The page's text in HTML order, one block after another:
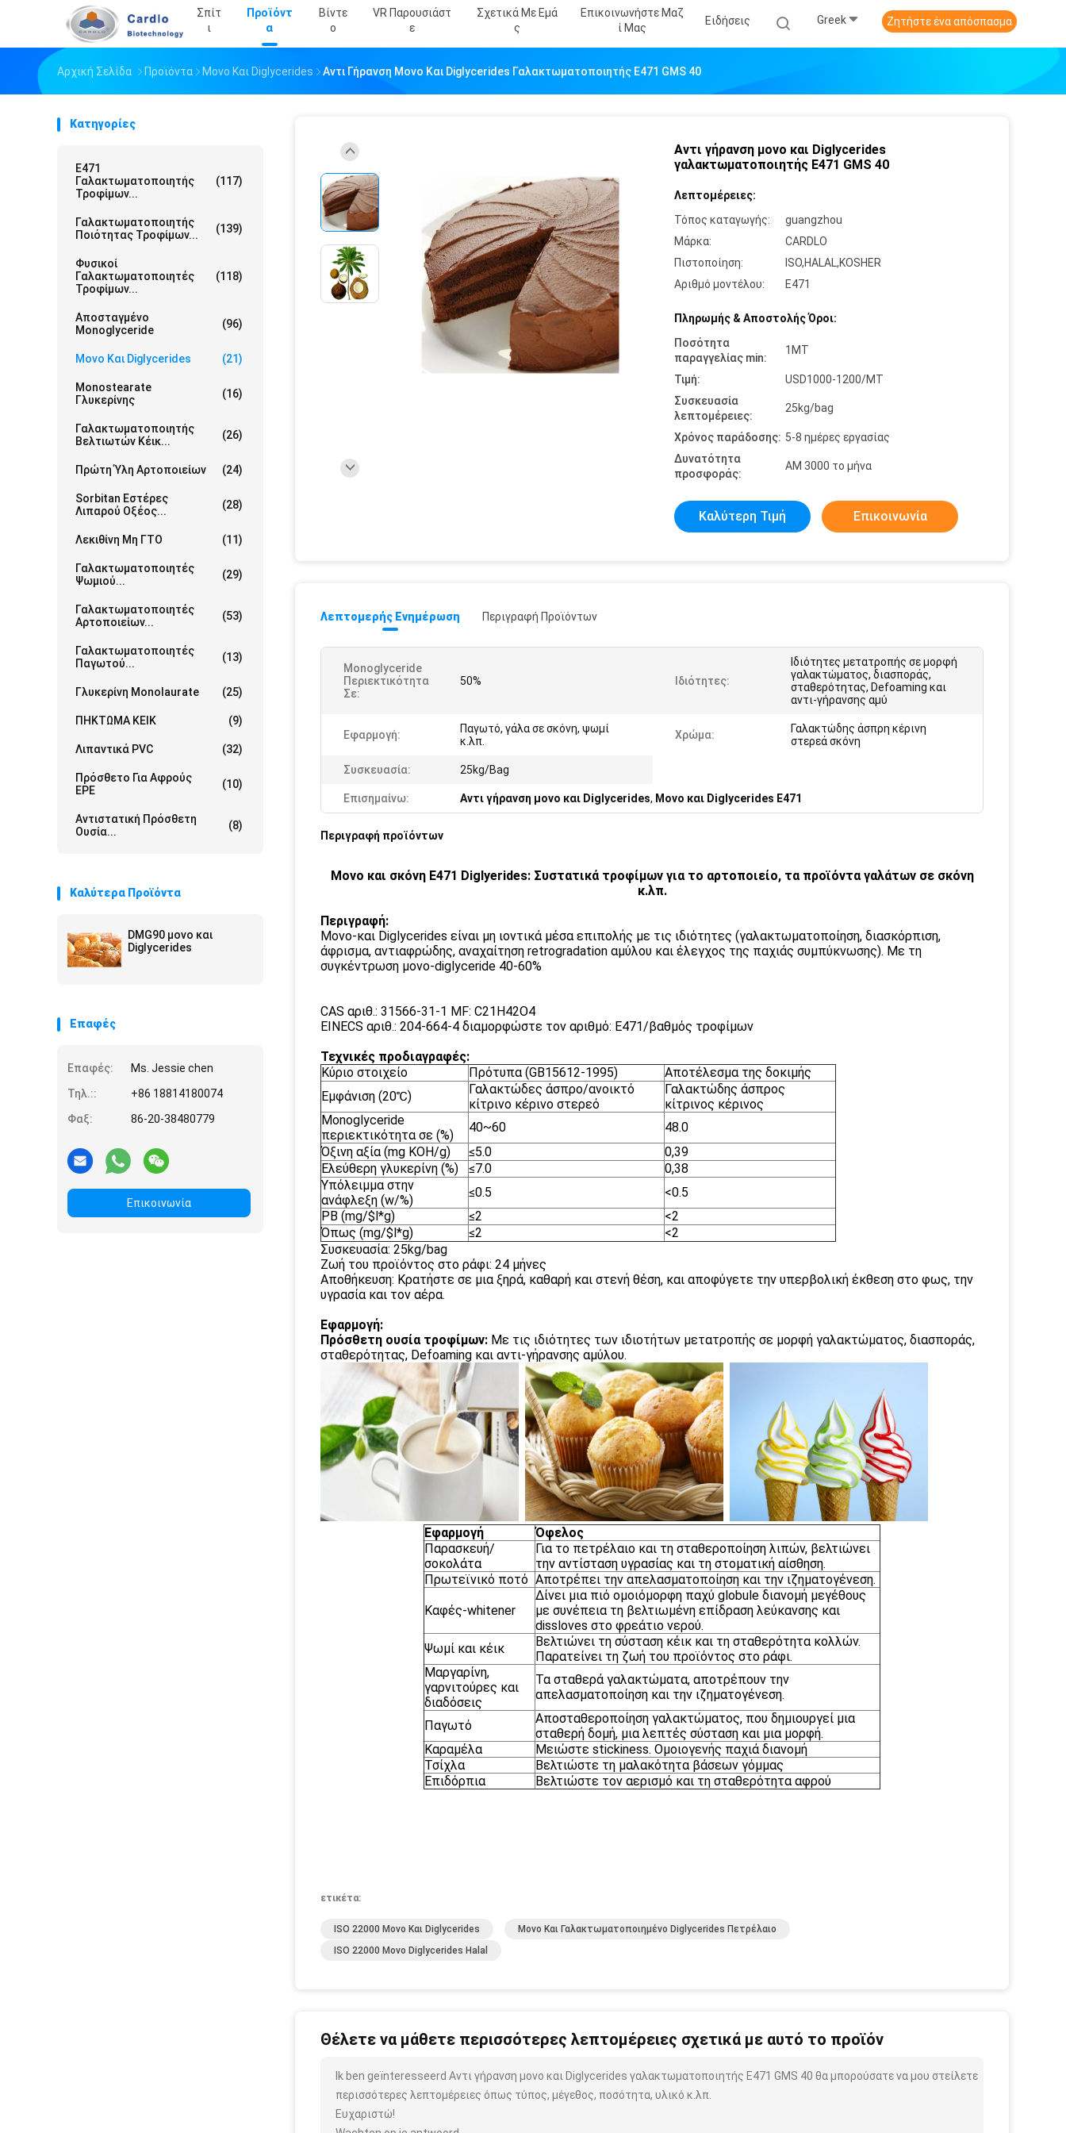
Σπίτ
Ι
Προϊόντ
Α
Βίντε
Ο
VR Παρουσιάστ
Ε
Σχετικά Με Εμά
Σ
Επικοινωνήστε Μαζ
Ί Μας
Ειδήσεις Greek Ζητήστε ένα απόσπασμα
Αρχική Σελίδα Προϊόντα Μονο Και Diglycerides Αντι Γήρανση Μονο Και Diglycerides Γαλακτωματοποιητής E471 GMS 40
Κατηγορίες
E471
Γαλακτωματοποιητής
Τροφίμων...
(117)
Γαλακτωματοποιητής
Ποιότητας Τροφίμων...
(139)
Φυσικοί
Γαλακτωματοποιητές
Τροφίμων...
(118)
Αποσταγμένο
Monoglyceride
(96)
Μονο Και Diglycerides (21)
Monostearate
Γλυκερίνης
(16)
Γαλακτωματοποιητής
Βελτιωτών Κέικ...
(26)
Πρώτη Ύλη Αρτοποιείων (24)
Sorbitan Εστέρες
Λιπαρού Οξέος...
(28)
Λεκιθίνη Μη ΓΤΟ (11)
Γαλακτωματοποιητές
Ψωμιού...
(29)
Γαλακτωματοποιητές
Αρτοποιείων...
(53)
Γαλακτωματοποιητές
Παγωτού...
(13)
Γλυκερίνη Monolaurate (25)
ΠΗΚΤΩΜΑ ΚΕΙΚ (9)
Λιπαντικά PVC (32)
Πρόσθετο Για Αφρούς
EPE
(10)
Αντιστατική Πρόσθετη
Ουσία...
(8)
Καλύτερα Προϊόντα
DMG90 μονο και
Diglycerides
Επαφές
Επαφές:
Ms. Jessie chen
Τηλ.::
+86 18814180074
Φαξ:
86-20-38480779
Επικοινωνία
Αντι γήρανση μονο και Diglycerides
γαλακτωματοποιητής E471 GMS 40
Λεπτομέρειες:
Τόπος καταγωγής:
guangzhou
Μάρκα:
CARDLO
Πιστοποίηση:
ISO,HALAL,KOSHER
Αριθμό μοντέλου:
E471
Πληρωμής & Αποστολής Όροι:
Ποσότητα
παραγγελίας min:
1MT
Τιμή:
USD1000-1200/MT
Συσκευασία
λεπτομέρειες:
25kg/bag
Χρόνος παράδοσης: 5-8 ημέρες εργασίας
Δυνατότητα
προσφοράς:
ΑΜ 3000 το μήνα
Καλύτερη Τιμή Επικοινωνία
Λεπτομερής Ενημέρωση Περιγραφή Προϊόντων
Monoglyceride
Περιεκτικότητα
Σε:
50% Ιδιότητες:
Ιδιότητες μετατροπής σε μορφή
γαλακτώματος, διασποράς,
σταθερότητας, Defoaming και
αντι-γήρανσης αμύ
Εφαρμογή:
Παγωτό, γάλα σε σκόνη, ψωμί
κ.λπ.
Χρώμα:
Γαλακτώδης άσπρη κέρινη
στερεά σκόνη
Συσκευασία: 25kg/Bag
Επισημαίνω: Αντι γήρανση μονο και Diglycerides, Μονο και Diglycerides E471
Περιγραφή προϊόντων
Μονο και σκόνη E471 Diglyerides: Συστατικά τροφίμων για το αρτοποιείο, τα προϊόντα γαλάτων σε σκόνη
κ.λπ.
Περιγραφή:
Μονο-και Diglycerides είναι μη ιοντικά μέσα επιπολής με τις ιδιότητες (γαλακτωματοποίηση, διασκόρπιση,
άφρισμα, αντιαφρώδης, αναχαίτηση retrogradation αμύλου και έλεγχος της παχιάς συμπύκνωσης). Με τη
συγκέντρωση μονο-diglyceride 40-60%
CAS αριθ.: 31566-31-1 MF: C21H42O4
EINECS αριθ.: 204-664-4 διαμορφώστε τον αριθμό: E471/βαθμός τροφίμων
Τεχνικές προδιαγραφές:
Κύριο στοιχείο
Πρότυπα (GB15612-1995)
Αποτέλεσμα της δοκιμής
Εμφάνιση (20℃)
Γαλακτώδες άσπρο/ανοικτό
κίτρινο κέρινο στερεό
Γαλακτώδης άσπρος
κίτρινος κέρινος
Monoglyceride
περιεκτικότητα σε (%)
40~60
48.0
Όξινη αξία (mg KOH/g)
≤5.0
0,39
Ελεύθερη γλυκερίνη (%)
≤7.0
0,38
Υπόλειμμα στην
ανάφλεξη (w/%)
≤0.5
<0.5
PB (mg/$l*g)
≤2
<2
Όπως (mg/$l*g)
≤2
<2
Συσκευασία: 25kg/bag
Ζωή του προϊόντος στο ράφι: 24 μήνες
Αποθήκευση: Κρατήστε σε μια ξηρά, καθαρή και στενή θέση, και αποφύγετε την υπερβολική έκθεση στο φως, την
υγρασία και τον αέρα.
Εφαρμογή:
Πρόσθετη ουσία τροφίμων: Με τις ιδιότητες των ιδιοτήτων μετατροπής σε μορφή γαλακτώματος, διασποράς,
σταθερότητας, Defoaming και αντι-γήρανσης αμύλου.
Εφαρμογή
Όφελος
Παρασκευή/
σοκολάτα
Για το πετρέλαιο και τη σταθεροποίηση λιπών, βελτιώνει
την αντίσταση υγρασίας και τη στοματική αίσθηση.
Πρωτεϊνικό ποτό Αποτρέπει την απελασματοποίηση και την ιζηματογένεση.
Καφές-whitener
Δίνει μια πιό ομοιόμορφη παχύ globule διανομή μεγέθους
με συνέπεια τη βελτιωμένη επίδραση λεύκανσης και
dissloves στο φρεάτιο νερού.
Ψωμί και κέικ
Βελτιώνει τη σύσταση κέικ και τη σταθερότητα κολλών.
Παρατείνει τη ζωή του προϊόντος στο ράφι.
Μαργαρίνη,
γαρνιτούρες και
διαδόσεις
Τα σταθερά γαλακτώματα, αποτρέπουν την
απελασματοποίηση και την ιζηματογένεση.
Παγωτό
Αποσταθεροποίηση γαλακτώματος, που δημιουργεί μια
σταθερή δομή, μια λεπτές σύσταση και μια μορφή.
Καραμέλα
Μειώστε stickiness. Ομοιογενής παχιά διανομή
Τσίχλα
Βελτιώστε τη μαλακότητα βάσεων γόμμας
Επιδόρπια
Βελτιώστε τον αερισμό και τη σταθερότητα αφρού
ετικέτα:
ISO 22000 Μονο Και Diglycerides
Μονο Και Γαλακτωματοποιημένο Diglycerides Πετρέλαιο
ISO 22000 Μονο Diglycerides Halal
Θέλετε να μάθετε περισσότερες λεπτομέρειες σχετικά με αυτό το προϊόν
Ik ben geïnteresseerd Αντι γήρανση μονο και Diglycerides γαλακτωματοποιητής E471 GMS 40 θα μπορούσατε να μου στείλετε
περισσότερες λεπτομέρειες όπως τύπος, μέγεθος, ποσότητα, υλικό κ.λπ.
Ευχαριστώ!